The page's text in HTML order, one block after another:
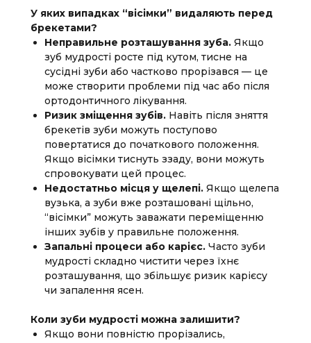
У яких випадках “вісімки” видаляють перед
брекетами?
Неправильне розташування зуба. Якщо
зуб мудрості росте під кутом, тисне на
сусідні зуби або частково прорізався — це
може створити проблеми під час або після
ортодонтичного лікування.
Ризик зміщення зубів. Навіть після зняття
брекетів зуби можуть поступово
повертатися до початкового положення.
Якщо вісімки тиснуть ззаду, вони можуть
спровокувати цей процес.
Недостатньо місця у щелепі. Якщо щелепа
вузька, а зуби вже розташовані щільно,
“вісімки” можуть заважати переміщенню
інших зубів у правильне положення.
Запальні процеси або карієс. Часто зуби
мудрості складно чистити через їхнє
розташування, що збільшує ризик карієсу
чи запалення ясен.
Коли зуби мудрості можна залишити?
Якщо вони повністю прорізались,